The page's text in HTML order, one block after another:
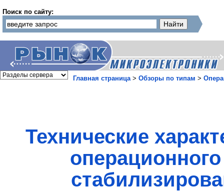
Поиск по сайту:
Главная страница> Обзоры по типам >
Технические